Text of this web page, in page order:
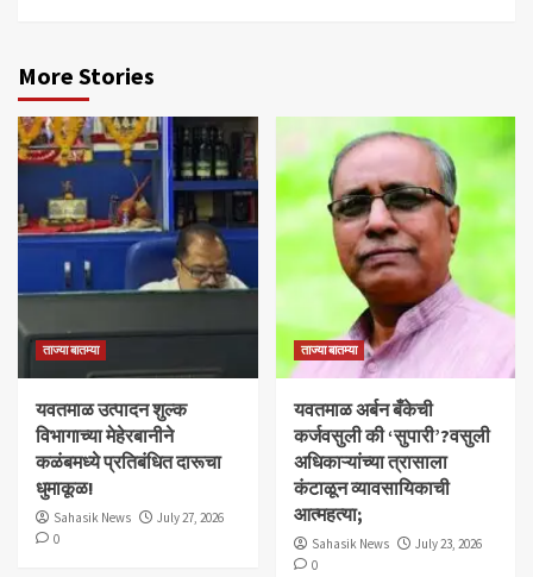
More Stories
ताज्या बातम्या
यवतमाळ उत्पादन शुल्क
विभागाच्या मेहेरबानीने
कळंबमध्ये प्रतिबंधित दारूचा
धुमाकूळ!
Sahasik News
July 27, 2026
0
ताज्या बातम्या
​यवतमाळ अर्बन बँकेची
कर्जवसुली की ‘सुपारी’?वसुली
अधिकाऱ्यांच्या त्रासाला
कंटाळून व्यावसायिकाची
आत्महत्या;
Sahasik News
July 23, 2026
0